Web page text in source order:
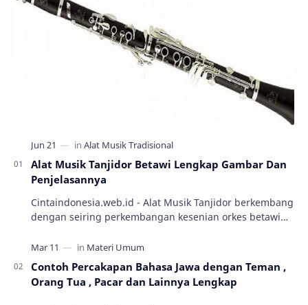
Alat Musik Tanjidor Betawi Lengkap Gambar Dan
Penjelasannya
Cintaindonesia.web.id - Alat Musik Tanjidor berkembang
dengan seiring perkembangan kesenian orkes betawi
Contoh Percakapan Bahasa Jawa dengan Teman ,
Orang Tua , Pacar dan Lainnya Lengkap